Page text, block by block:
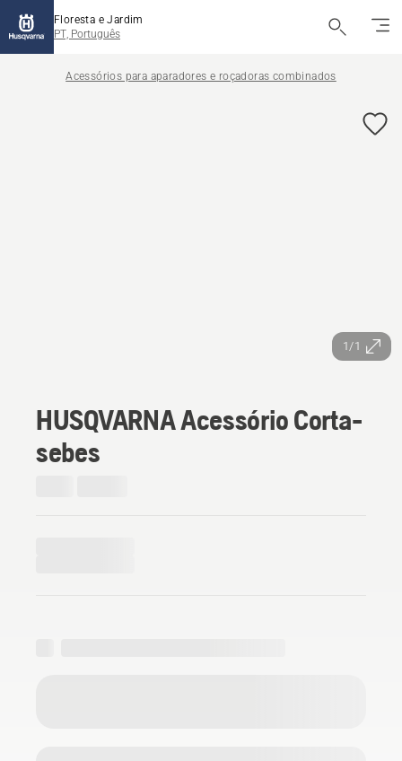
Floresta e Jardim
PT, Português
Acessórios para aparadores e roçadoras combinados
1/1
HUSQVARNA Acessório Corta-
sebes